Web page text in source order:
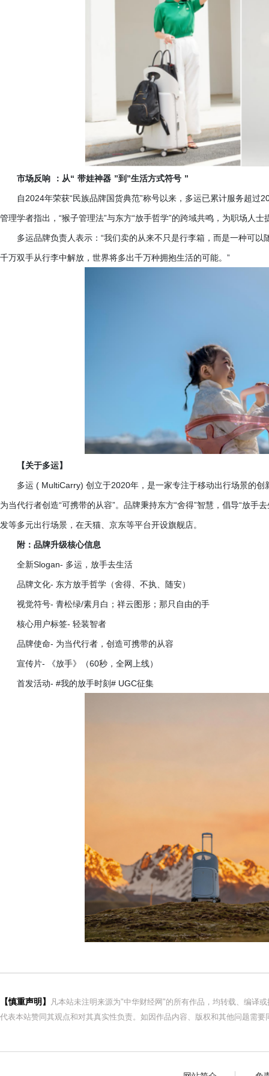
市场反响 ：从“ 带娃神器 ”到”生活方式符号 ”
自2024年荣获“民族品牌国货典范”称号以来，多运已累计服务超
管理学者指出，“猴子管理法”与东方“放手哲学”的跨域共鸣，为职场人
多运品牌负责人表示： “我们卖的从来不只是行李箱，而是一种可
千万双手从行李中解放，世界将多出千万种拥抱生活的可能。”
【关于多运】
多运 ( MultiCarry) 创立于2020年，是一家专注于移动出行场景的
为当代行者创造“可携带的从容”。品牌秉持东方“舍得”智慧，倡导“放
发等多元出行场景，在天猫、京东等平台开设旗舰店。
附：品牌升级核心信息
全新Slogan- 多运，放手去生活
品牌文化- 东方放手哲学（舍得、不执、随安）
视觉符号- 青松绿/素月白；祥云图形；那只自由的手
核心用户标签- 轻装智者
品牌使命- 为当代行者，创造可携带的从容
宣传片- 《放手》（60秒，全网上线）
首发活动- #我的放手时刻# UGC征集
【慎重声明】
凡本站未注明来源为"中华财经网"的所有作品，均转载、编译
代表本站赞同其观点和对其真实性负责。如因作品内容、版权和其他问题需